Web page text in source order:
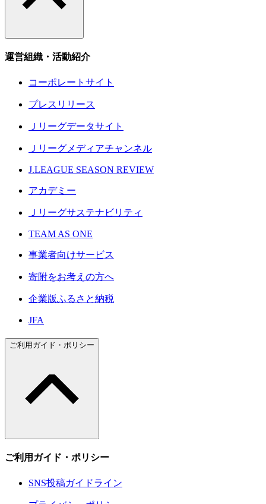
運営組織・活動紹介
コーポレートサイト
プレスリリース
Ｊリーグデータサイト
Ｊリーグメディアチャンネル
J.LEAGUE SEASON REVIEW
アカデミー
Ｊリーグサステナビリティ
TEAM AS ONE
事業者向けサービス
寄附をお考えの方へ
企業版ふるさと納税
JFA
ご利用ガイド・ポリシー
ご利用ガイド・ポリシー
SNS投稿ガイドライン